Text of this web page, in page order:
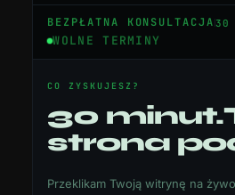
BEZPŁATNA KONSULTACJA30
WOLNE TERMINY
CO ZYSKUJESZ?
30 minut.
strona
Przeklikam Twoją witrynę na